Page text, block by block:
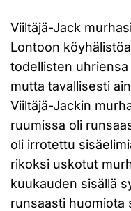
Viiltäjä-Jack
Lontoon
todellisten
mutta tavallisesti
Viiltäjä-Jackin
ruumissa oli
oli irrotettu
rikoksi uskotut
kuukauden sisällä
runsaasti huomiota